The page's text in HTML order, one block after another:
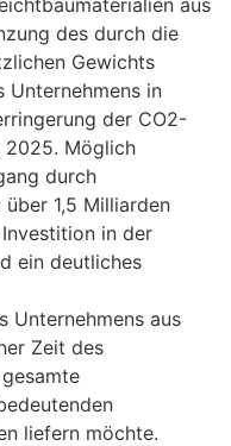
des durch die
Gewichts
Unternehmens in
der CO2-
2025. Möglich
durch
1,5 Milliarden
in der
ein deutliches
Unternehmens aus
Zeit des
liefern möchte.